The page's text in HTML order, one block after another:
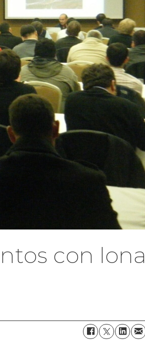
con lona